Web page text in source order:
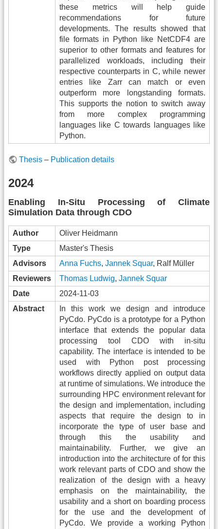
these metrics will help guide
recommendations for future
developments. The results showed that
file formats in Python like NetCDF4 are
superior to other formats and features for
parallelized workloads, including their
respective counterparts in C, while newer
entries like Zarr can match or even
outperform more longstanding formats.
This supports the notion to switch away
from more complex programming
languages like C towards languages like
Python.
Thesis – Publication details
2024
Enabling In-Situ Processing of Climate
Simulation Data through CDO
Author
Oliver Heidmann
Type
Master's Thesis
Advisors
Anna Fuchs, Jannek Squar, Ralf Müller
Reviewers
Thomas Ludwig, Jannek Squar
Date
2024-11-03
Abstract
In this work we design and introduce
PyCdo. PyCdo is a prototype for a Python
interface that extends the popular data
processing tool CDO with in-situ
capability. The interface is intended to be
used with Python post processing
workflows directly applied on output data
at runtime of simulations. We introduce the
surrounding HPC environment relevant for
the design and implementation, including
aspects that require the design to in
incorporate the type of user base and
through this the usability and
maintainability. Further, we give an
introduction into the architecture of for this
work relevant parts of CDO and show the
realization of the design with a heavy
emphasis on the maintainability, the
usability and a short on boarding process
for the use and the development of
PyCdo. We provide a working Python